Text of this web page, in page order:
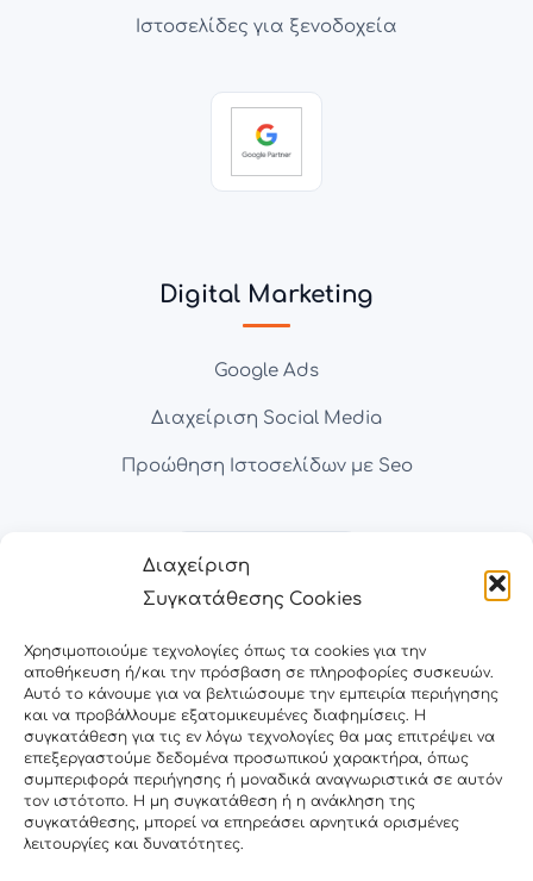
Διαχείριση
Συγκατάθεσης Cookies
Χρησιμοποιούμε τεχνολογίες όπως τα cookies για την
αποθήκευση ή/και την πρόσβαση σε πληροφορίες συσκευών.
Αυτό το κάνουμε για να βελτιώσουμε την εμπειρία περιήγησης
και να προβάλλουμε εξατομικευμένες διαφημίσεις. Η
συγκατάθεση για τις εν λόγω τεχνολογίες θα μας επιτρέψει να
επεξεργαστούμε δεδομένα προσωπικού χαρακτήρα, όπως
συμπεριφορά περιήγησης ή μοναδικά αναγνωριστικά σε αυτόν
τον ιστότοπο. Η μη συγκατάθεση ή η ανάκληση της
συγκατάθεσης, μπορεί να επηρεάσει αρνητικά ορισμένες
λειτουργίες και δυνατότητες.
Ιστοσελίδες για ξενοδοχεία
Digital Marketing
Google Ads
Διαχείριση Social Media
Προώθηση Ιστοσελίδων με Seo
Έργα
Κατασκευή E-shop
Κατασκευή Ιστοσελίδων